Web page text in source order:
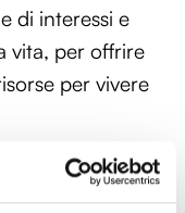
di interessi e
vita, per offrire
per vivere